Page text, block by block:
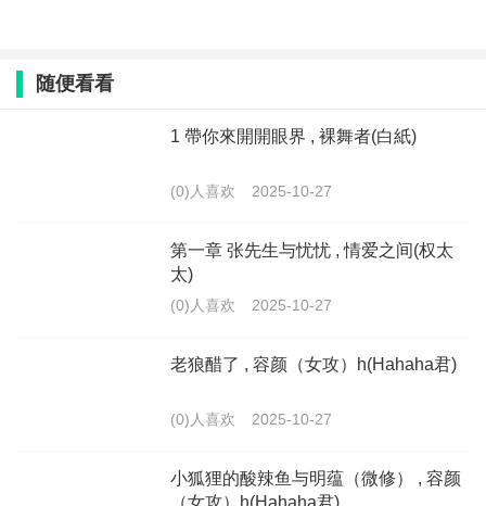
随便看看
1 帶你來開開眼界 , 裸舞者(白紙)
(0)人喜欢 2025-10-27
第一章 张先生与忧忧 , 情爱之间(权太
太)
(0)人喜欢 2025-10-27
老狼醋了 , 容颜（女攻）h(Hahaha君)
(0)人喜欢 2025-10-27
小狐狸的酸辣鱼与明蕴（微修） , 容颜
（女攻）h(Hahaha君)